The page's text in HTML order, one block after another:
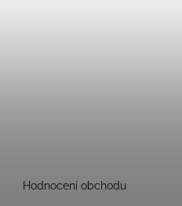
Hodnocení obchodu